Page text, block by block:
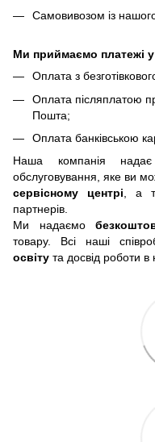
Самовивозом із
Ми приймаємо платежі
Оплата з
Оплата післяплатою
Пошта;
Оплата банківською
Наша компанія надає
обслуговування, яке ви
сервісному центрі, а
партнерів.
Ми надаємо
товару. Всі наші
освіту та досвід роботи в